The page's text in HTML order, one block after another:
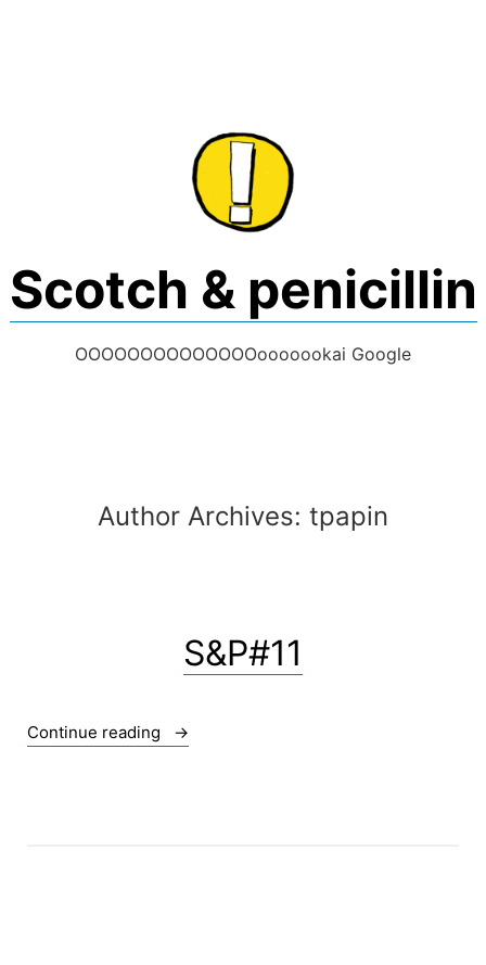
Scotch & penicillin
OOOOOOOOOOOOOOooooookai Google
Author Archives: tpapin
S&P#11
Continue reading « S&P#11 »